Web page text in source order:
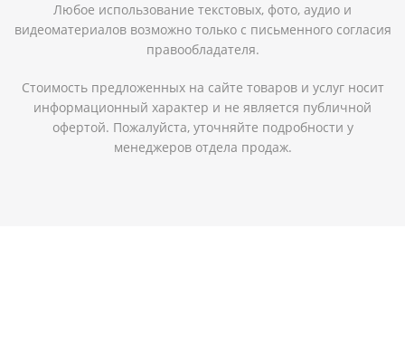
Любое использование текстовых, фото, аудио и
видеоматериалов возможно только с письменного согласия
правообладателя.
Стоимость предложенных на сайте товаров и услуг носит
информационный характер и не является публичной
офертой. Пожалуйста, уточняйте подробности у
менеджеров отдела продаж.